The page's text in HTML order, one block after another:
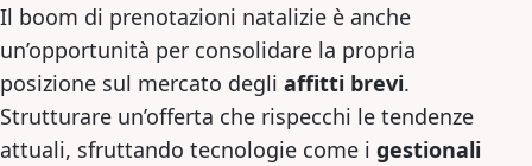
Il boom di prenotazioni natalizie è anche
un’opportunità per consolidare la propria
posizione sul mercato degli affitti brevi.
Strutturare un’offerta che rispecchi le tendenze
attuali, sfruttando tecnologie come i gestionali